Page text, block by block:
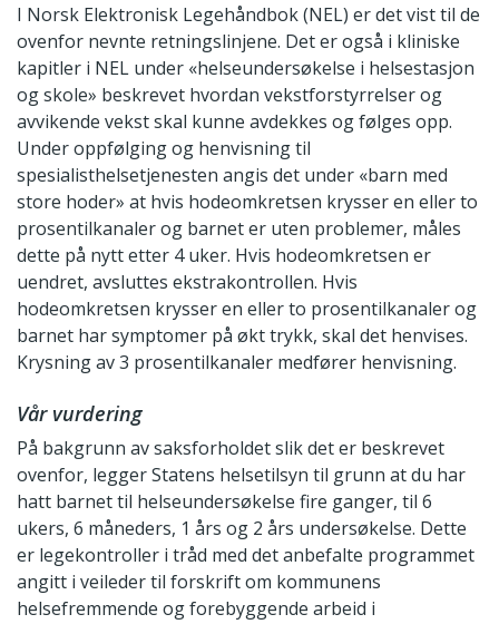
I Norsk Elektronisk Legehåndbok (NEL) er det vist til de
ovenfor nevnte retningslinjene. Det er også i kliniske
kapitler i NEL under «helseundersøkelse i helsestasjon
og skole» beskrevet hvordan vekstforstyrrelser og
avvikende vekst skal kunne avdekkes og følges opp.
Under oppfølging og henvisning til
spesialisthelsetjenesten angis det under «barn med
store hoder» at hvis hodeomkretsen krysser en eller to
prosentilkanaler og barnet er uten problemer, måles
dette på nytt etter 4 uker. Hvis hodeomkretsen er
uendret, avsluttes ekstrakontrollen. Hvis
hodeomkretsen krysser en eller to prosentilkanaler og
barnet har symptomer på økt trykk, skal det henvises.
Krysning av 3 prosentilkanaler medfører henvisning.
Vår vurdering
På bakgrunn av saksforholdet slik det er beskrevet
ovenfor, legger Statens helsetilsyn til grunn at du har
hatt barnet til helseundersøkelse fire ganger, til 6
ukers, 6 måneders, 1 års og 2 års undersøkelse. Dette
er legekontroller i tråd med det anbefalte programmet
angitt i veileder til forskrift om kommunens
helsefremmende og forebyggende arbeid i